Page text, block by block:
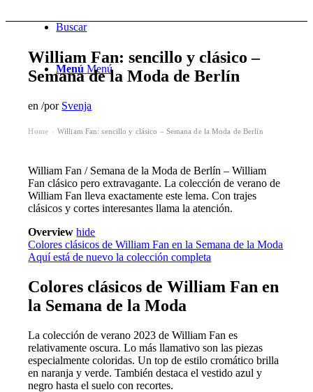
Buscar
Menú Menú
William Fan: sencillo y clásico –
Semana de la Moda de Berlín
en/por Svenja
Home William Fan: sencillo y clásico – Semana de la Moda de Berlín
William Fan / Semana de la Moda de Berlín – William
Fan clásico pero extravagante. La colección de verano de
William Fan lleva exactamente este lema. Con trajes
clásicos y cortes interesantes llama la atención.
Overview hide
Colores clásicos de William Fan en la Semana de la Moda
Aquí está de nuevo la colección completa
Colores clásicos de William Fan en
la Semana de la Moda
La colección de verano 2023 de William Fan es
relativamente oscura. Lo más llamativo son las piezas
especialmente coloridas. Un top de estilo cromático brilla
en naranja y verde. También destaca el vestido azul y
negro hasta el suelo conrecortes.